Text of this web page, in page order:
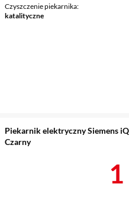
Czyszczenie piekarnika
katalityczne
Piekarnik elektryczny Siemens
Czarny